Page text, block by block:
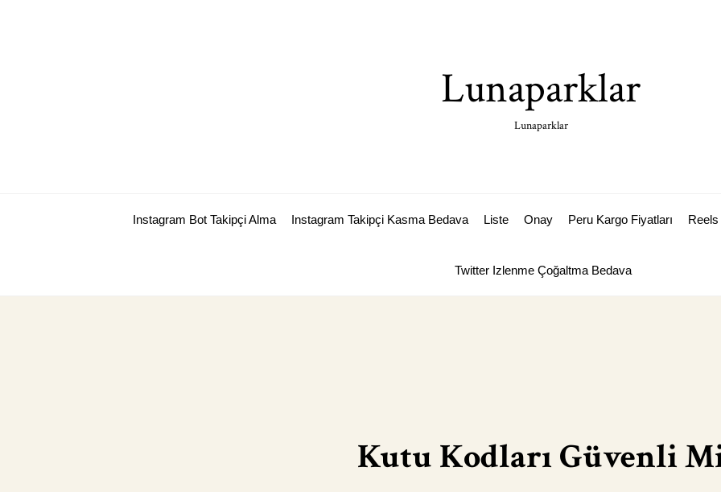
Lunaparklar
Lunaparklar
Instagram Bot Takipçi Alma Instagram Takipçi Kasma Bedava Liste Onay Peru Kargo Fiyatları
Twitter Izlenme Çoğaltma Bedava
Kutu Kodları Güvenli